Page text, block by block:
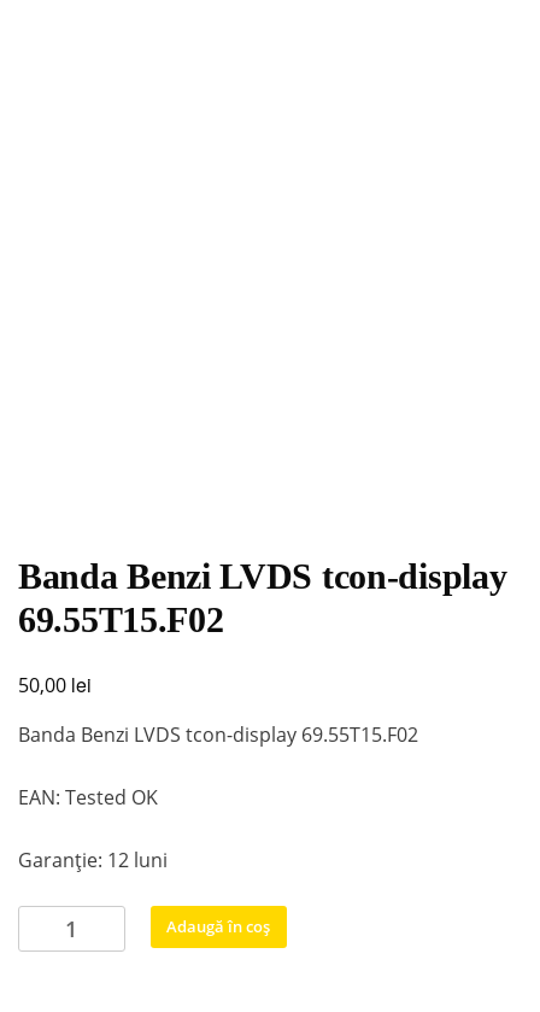
Banda Benzi LVDS tcon-display
69.55T15.F02
50,00 lei
Banda Benzi LVDS tcon-display 69.55T15.F02
EAN: Tested OK
Garanție: 12 luni
Cantitate
Banda
Adaugă în coș